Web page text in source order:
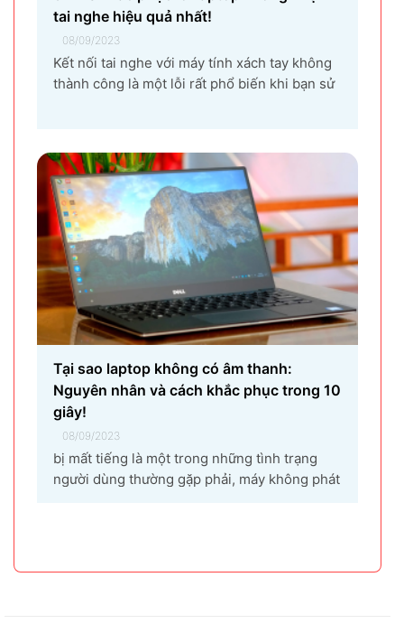
tai nghe hiệu quả nhất!
08/09/2023
Kết nối tai nghe với máy tính xách tay không
thành công là một lỗi rất phổ biến khi bạn sử
máy tính...
Tại sao laptop không có âm thanh:
Nguyên nhân và cách khắc phục trong 10
giây!
08/09/2023
bị mất tiếng là một trong những tình trạng
người dùng thường gặp phải, máy không phát